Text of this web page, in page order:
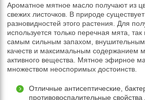
Ароматное мятное масло получают из
свежих листочков. В природе
разновидностей этого растения. Для
используется только перечная мята,
самым сильным запахом,
качеств и максимальным содержанием
активного вещества. Мятное эфирное
множеством неоспоримых достоинств.
Отличные антисептические,
противовоспалительные